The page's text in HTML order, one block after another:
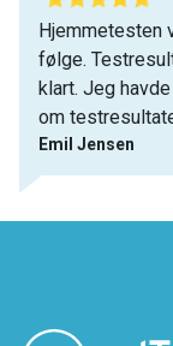
Hjemmetesten
følge.
klart. Jeg
om
Emil Jensen